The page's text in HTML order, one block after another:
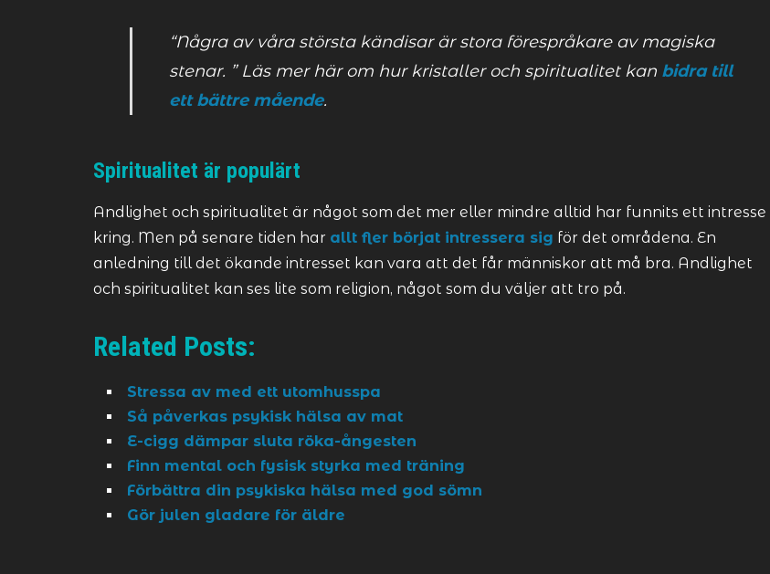
“Några av våra största kändisar är stora förespråkare av magiska
stenar. ” Läs mer här om hur kristaller och spiritualitet kan bidra till
ett bättre mående.
Spiritualitet är populärt
Andlighet och spiritualitet är något som det mer eller mindre alltid har funnits ett intresse
kring. Men på senare tiden har allt fler börjat intressera sig för det områdena. En
anledning till det ökande intresset kan vara att det får människor att må bra. Andlighet
och spiritualitet kan ses lite som religion, något som du väljer att tro på.
Related Posts:
Stressa av med ett utomhusspa
Så påverkas psykisk hälsa av mat
E-cigg dämpar sluta röka-ångesten
Finn mental och fysisk styrka med träning
Förbättra din psykiska hälsa med god sömn
Gör julen gladare för äldre